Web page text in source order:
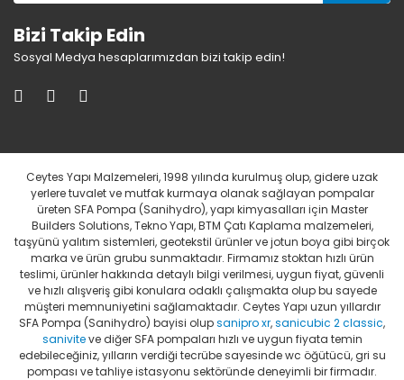
Bizi Takip Edin
Sosyal Medya hesaplarımızdan bizi takip edin!
Ceytes Yapı Malzemeleri, 1998 yılında kurulmuş olup, gidere uzak
yerlere tuvalet ve mutfak kurmaya olanak sağlayan pompalar
üreten SFA Pompa (Sanihydro), yapı kimyasalları için Master
Builders Solutions, Tekno Yapı, BTM Çatı Kaplama malzemeleri,
taşyünü yalıtım sistemleri, geotekstil ürünler ve jotun boya gibi birçok
marka ve ürün grubu sunmaktadır. Firmamız stoktan hızlı ürün
teslimi, ürünler hakkında detaylı bilgi verilmesi, uygun fiyat, güvenli
ve hızlı alışveriş gibi konulara odaklı çalışmakta olup bu sayede
müşteri memnuniyetini sağlamaktadır. Ceytes Yapı uzun yıllardır
SFA Pompa (Sanihydro) bayisi olupsanipro xr,sanicubic 2 classic,
saniviteve diğer SFA pompaları hızlı ve uygun fiyata temin
edebileceğiniz, yılların verdiği tecrübe sayesinde wc öğütücü, gri su
pompası ve tahliye istasyonu sektöründe deneyimli bir firmadır.